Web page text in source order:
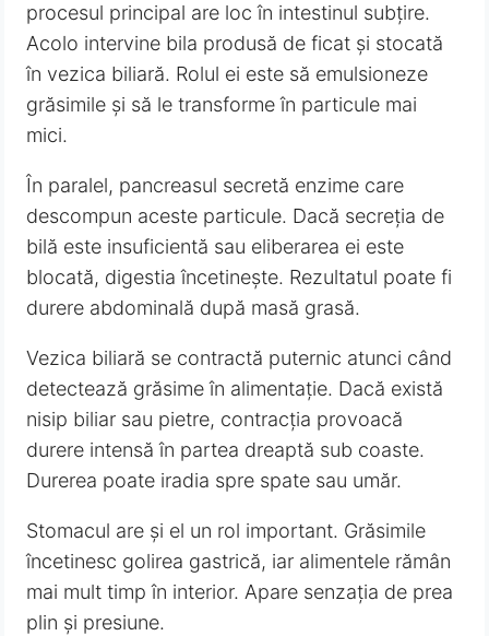
procesul principal are loc în intestinul subțire.
Acolo intervine bila produsă de ficat și stocată
în vezica biliară. Rolul ei este să emulsioneze
grăsimile și să le transforme în particule mai
mici.
În paralel, pancreasul secretă enzime care
descompun aceste particule. Dacă secreția de
bilă este insuficientă sau eliberarea ei este
blocată, digestia încetinește. Rezultatul poate fi
durere abdominală după masă grasă.
Vezica biliară se contractă puternic atunci când
detectează grăsime în alimentație. Dacă există
nisip biliar sau pietre, contracția provoacă
durere intensă în partea dreaptă sub coaste.
Durerea poate iradia spre spate sau umăr.
Stomacul are și el un rol important. Grăsimile
încetinesc golirea gastrică, iar alimentele rămân
mai mult timp în interior. Apare senzația de prea
plin și presiune.